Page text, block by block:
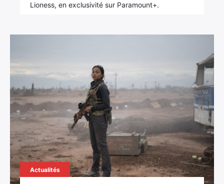
Lioness, en exclusivité sur Paramount+.
Actualités
×
Rechercher
: